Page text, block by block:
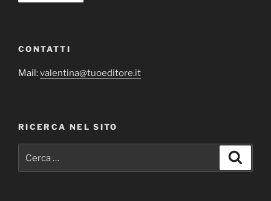
CONTATTI
Mail:valentina@tuoeditore.it
RICERCA NEL SITO